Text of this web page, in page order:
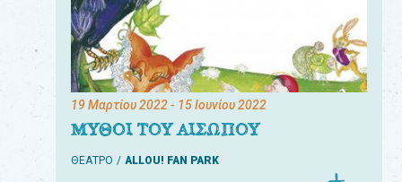
19 Μαρτίου 2022- 15 Ιουνίου 2022
ΜΥΘΟΙ ΤΟΥ ΑΙΣΩΠΟΥ
ΘΕΑΤΡΟ ALLOU! FAN PARK